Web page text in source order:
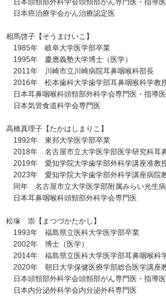
日本頭頸部外科学会頭頸部がん専門医・指導医
日本癌治療学会がん治療認定医
相馬啓子【そうまけいこ】
1985年 岐阜大学医学部卒業
1995年 慶應義塾大学博士（医学）
2011年 川崎市立川崎病院耳鼻咽喉科部長
2016年 松本歯科大学歯学部耳鼻咽喉科学教
日本耳鼻咽喉科頭頸部外科学会専門医・指導医
日本気管食道科学会専門医
高橋真理子【たかはしまりこ】
1992年 東邦大学医学部卒業
2018年 名古屋市立大学医学部医学研究科耳
2019年 愛知学院大学歯学部外科学講座准教
2023年 愛知学院大学歯学部外科学講座病院
同年 名古屋市立大学医学部附属みらい光生
日本耳鼻咽喉科頭頸部外科学会専門医
松塚 崇【まつづかたかし】
1993年 福島県立医科大学医学部卒業
2002年 博士（医学）
2014年 福島県立医科大学医学部耳鼻咽喉科
2020年 朝日大学保健医療学部総合医学講座
日本頭頸部外科学会頭頸部がん専門医・指導医
日本内分泌外科学会内分泌外科専門医